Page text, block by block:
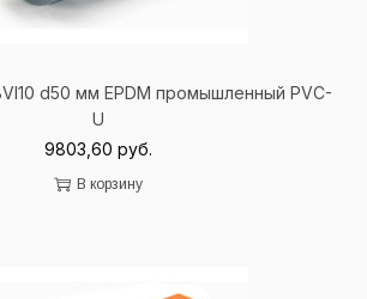
d50 мм EPDM промышленный PVC-
U
9803,60 руб.
В корзину